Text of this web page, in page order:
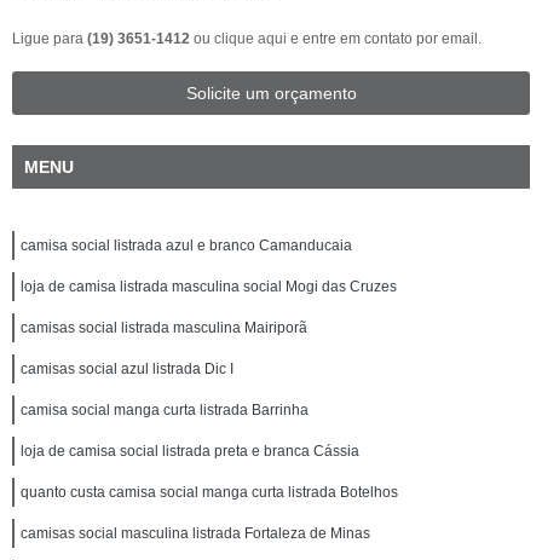
Ligue para (19) 3651-1412 ou clique aqui e entre em contato por email.
Solicite um orçamento
MENU
camisa social listrada azul e branco Camanducaia
loja de camisa listrada masculina social Mogi das Cruzes
camisas social listrada masculina Mairiporã
camisas social azul listrada Dic I
camisa social manga curta listrada Barrinha
loja de camisa social listrada preta e branca Cássia
quanto custa camisa social manga curta listrada Botelhos
camisas social masculina listrada Fortaleza de Minas